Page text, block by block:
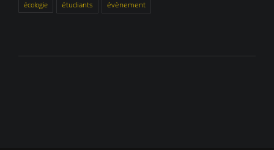
écologie étudiants évènement